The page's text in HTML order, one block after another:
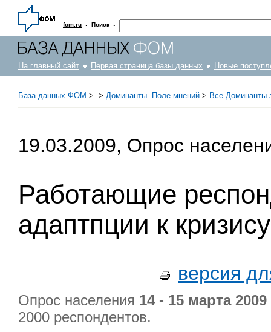
fom.ru · Поиск ·
На главный сайт Первая страница базы данных Новые
База данных ФОМ > > Доминанты. Поле мнений > Все Доминанты
19.03.2009, Опрос
Работающие
адаптпции к кризису
версия
Опрос населения 14 - 15 марта 2009
2000 респондентов.